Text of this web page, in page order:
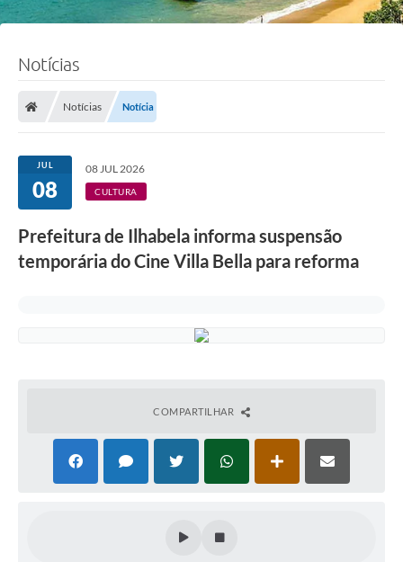
Notícias
Notícias Notícia
JUL
08
08 JUL 2026
CULTURA
Prefeitura de Ilhabela informa suspensão
temporária do Cine Villa Bella para reforma
COMPARTILHAR